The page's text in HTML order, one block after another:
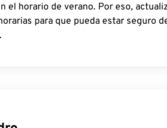
el horario de verano. Por eso,
para que pueda estar seguro